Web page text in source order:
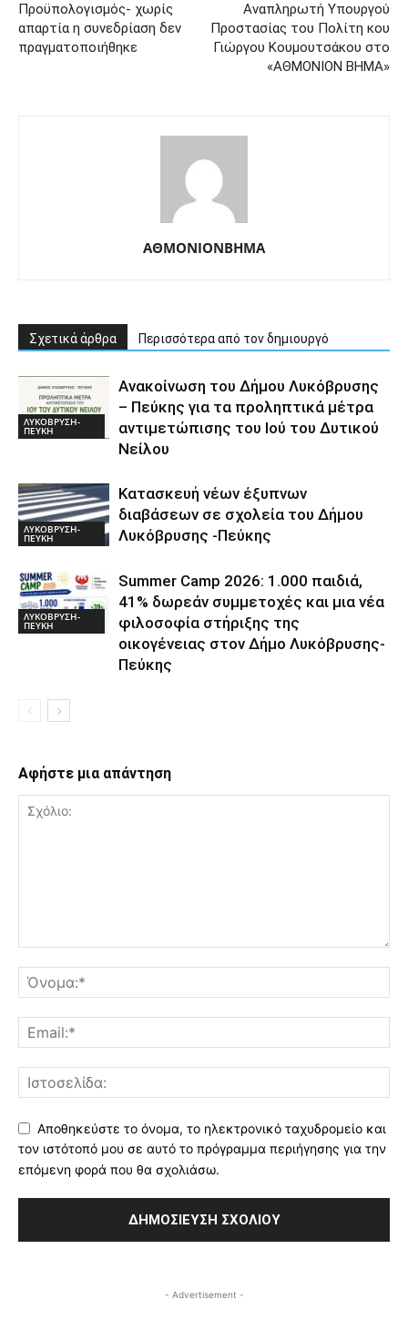
Προϋπολογισμός- χωρίς
απαρτία η συνεδρίαση δεν
πραγματοποιήθηκε
Αναπληρωτή Υπουργού
Προστασίας του Πολίτη κου
Γιώργου Κουμουτσάκου στο
«ΑΘΜΟΝΙΟΝ ΒΗΜΑ»
ΑΘΜΟΝΙΟΝΒΗΜΑ
Σχετικά άρθρα Περισσότερα από τον δημιουργό
ΛΥΚΟΒΡΥΣΗ-
ΠΕΥΚΗ
Ανακοίνωση του Δήμου Λυκόβρυσης
– Πεύκης για τα προληπτικά μέτρα
αντιμετώπισης του Ιού του Δυτικού
Νείλου
ΛΥΚΟΒΡΥΣΗ-
ΠΕΥΚΗ
Κατασκευή νέων έξυπνων
διαβάσεων σε σχολεία του Δήμου
Λυκόβρυσης -Πεύκης
ΛΥΚΟΒΡΥΣΗ-
ΠΕΥΚΗ
Summer Camp 2026: 1.000 παιδιά,
41% δωρεάν συμμετοχές και μια νέα
φιλοσοφία στήριξης της
οικογένειας στον Δήμο Λυκόβρυσης-
Πεύκης
Αφήστε μια απάντηση
Αποθηκεύστε το όνομα, το ηλεκτρονικό ταχυδρομείο και
τον ιστότοπό μου σε αυτό το πρόγραμμα περιήγησης για την
επόμενη φορά που θα σχολιάσω.
- Advertisement -